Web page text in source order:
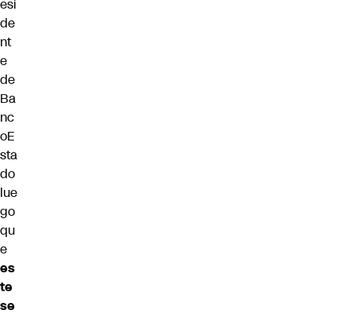
esi
de
nt
e
de
Ba
nc
oE
sta
do
lue
go
qu
e
es
te
se